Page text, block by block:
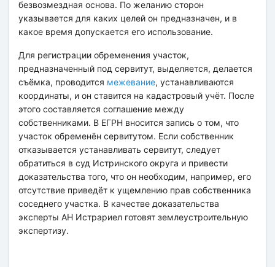
безвозмездная основа. По желанию сторон
указывается для каких целей он предназначен, и в
какое время допускается его использование.
Для регистрации обременения участок,
предназначенный под сервитут, выделяется, делается
съёмка, проводится межевание, устанавливаются
координаты, и он ставится на кадастровый учёт. После
этого составляется соглашение между
собственниками. В ЕГРН вносится запись о том, что
участок обременён сервитутом. Если собственник
отказывается устанавливать сервитут, следует
обратиться в суд Истринского округа и привести
доказательства того, что он необходим, например, его
отсутствие приведёт к ущемлению прав собственника
соседнего участка. В качестве доказательства
эксперты АН Истрариел готовят землеустроительную
экспертизу.